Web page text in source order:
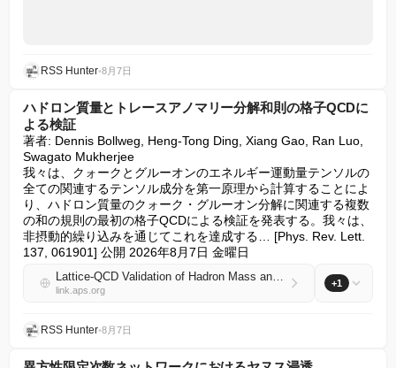
RSS Hunter•8月7日
ハドロン質量とトレースアノマリー分解和則の格子QCDに
よる検証
著者: Dennis Bollweg, Heng-Tong Ding, Xiang Gao, Ran Luo,
Swagato Mukherjee
我々は、クォークとグルーオンのエネルギー運動量テンソルの
全ての関連するテンソル成分を第一原理から計算することによ
り、ハドロン質量のクォーク・グルーオン分解に関連する複数
の和の規則の最初の格子QCDによる検証を発表する。我々は、
非摂動的繰り込みを通じてこれを達成する… [Phys. Rev. Lett.
137, 061901] 公開 2026年8月7日 金曜日
Lattice-QCD Validation of Hadron Mass and Trace-Anomaly Decomposition Sum Rules
link.aps.org
+1
RSS Hunter•8月7日